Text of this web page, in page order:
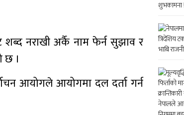
शब्द नराखी अर्कै नाम फेर्न सुझाव र
छ ।
आयोगले आयोगमा दल दर्ता गर्न